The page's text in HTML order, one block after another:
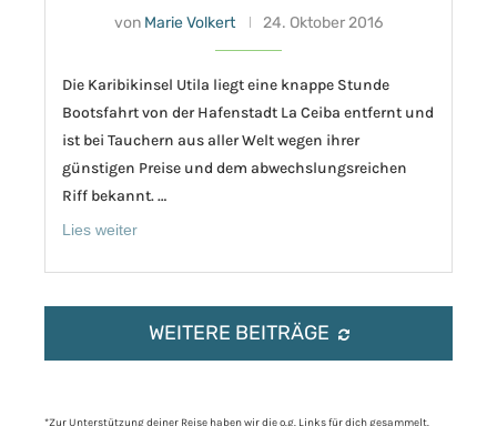
von Marie Volkert 24. Oktober 2016
Die Karibikinsel Utila liegt eine knappe Stunde
Bootsfahrt von der Hafenstadt La Ceiba entfernt und
ist bei Tauchern aus aller Welt wegen ihrer
günstigen Preise und dem abwechslungsreichen
Riff bekannt. …
Lies weiter
WEITERE BEITRÄGE
*Zur Unterstützung deiner Reise haben wir die o.g. Links für dich gesammelt.